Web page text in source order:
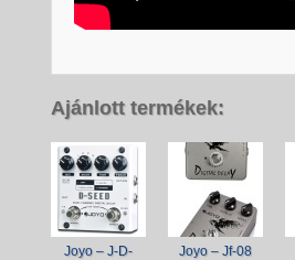
Ajánlott termékek:
Joyo – J-D-
Joyo – Jf-08